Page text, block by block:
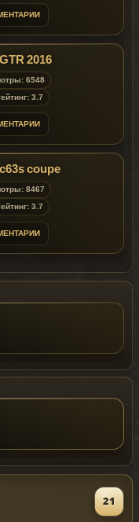
2016
6548
3.7
coupe
8467
3.7
21